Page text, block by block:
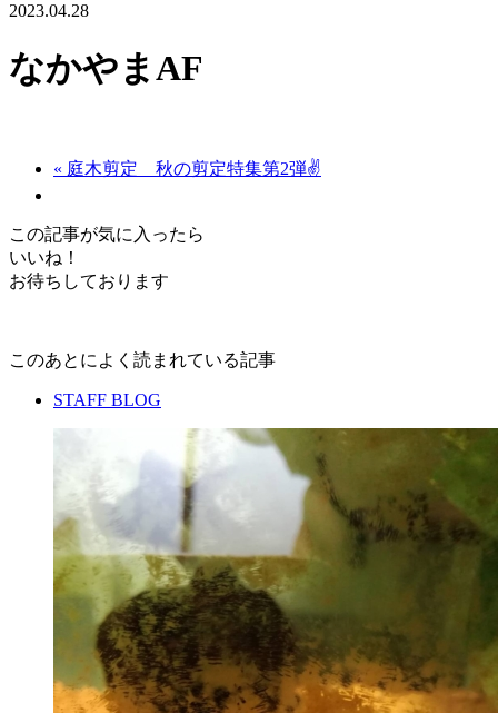
2023.04.28
なかやまAF
« 庭木剪定 秋の剪定特集第2弾✌
この記事が気に入ったら
いいね！
お待ちしております
このあとによく読まれている記事
STAFF BLOG